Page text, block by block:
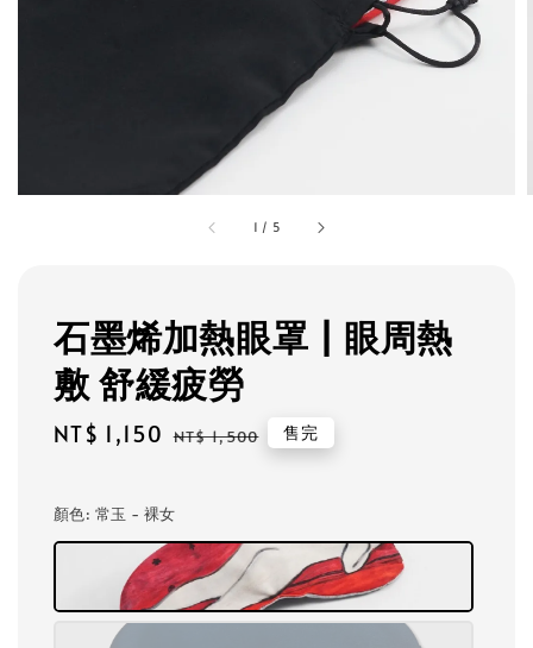
1 / 5
石墨烯加熱眼罩 | 眼周熱
敷 舒緩疲勞
Sale
NT$ 1,150 Regular
NT$ 1,500 售完
顏色: 常玉 - 裸女